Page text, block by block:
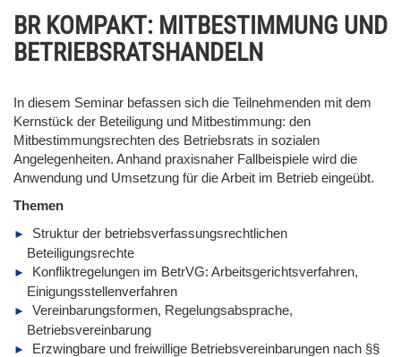
BR KOMPAKT: MITBESTIMMUNG UND
BETRIEBSRATSHANDELN
In diesem Seminar befassen sich die Teilnehmenden mit dem
Kernstück der Beteiligung und Mitbestimmung: den
Mitbestimmungsrechten des Betriebsrats in sozialen
Angelegenheiten. Anhand praxisnaher Fallbeispiele wird die
Anwendung und Umsetzung für die Arbeit im Betrieb eingeübt.
Themen
Struktur der betriebsverfassungsrechtlichen
Beteiligungsrechte
Konfliktregelungen im BetrVG: Arbeitsgerichtsverfahren,
Einigungsstellenverfahren
Vereinbarungsformen, Regelungsabsprache,
Betriebsvereinbarung
Erzwingbare und freiwillige Betriebsvereinbarungen nach §§